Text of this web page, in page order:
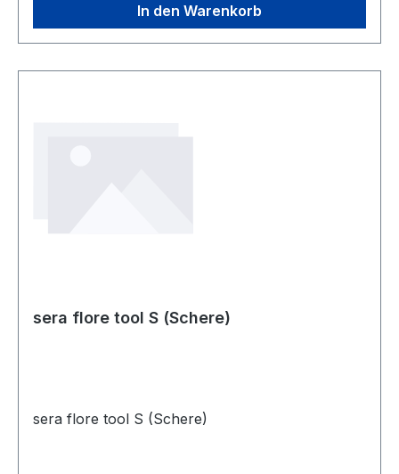
In den Warenkorb
sera flore tool S (Schere)
sera flore tool S (Schere)